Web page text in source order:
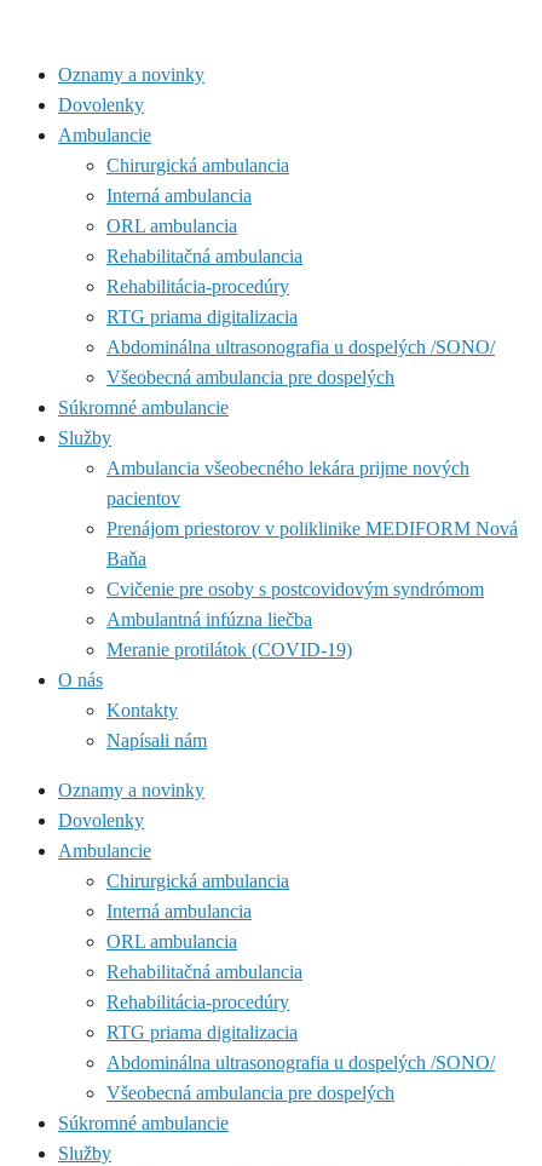
Oznamy a novinky
Dovolenky
Ambulancie
Chirurgická ambulancia
Interná ambulancia
ORL ambulancia
Rehabilitačná ambulancia
Rehabilitácia-procedúry
RTG priama digitalizacia
Abdominálna ultrasonografia u dospelých /SONO/
Všeobecná ambulancia pre dospelých
Súkromné ambulancie
Služby
Ambulancia všeobecného lekára prijme nových
pacientov
Prenájom priestorov v poliklinike MEDIFORM Nová
Baňa
Cvičenie pre osoby s postcovidovým syndrómom
Ambulantná infúzna liečba
Meranie protilátok (COVID-19)
O nás
Kontakty
Napísali nám
Oznamy a novinky
Dovolenky
Ambulancie
Chirurgická ambulancia
Interná ambulancia
ORL ambulancia
Rehabilitačná ambulancia
Rehabilitácia-procedúry
RTG priama digitalizacia
Abdominálna ultrasonografia u dospelých /SONO/
Všeobecná ambulancia pre dospelých
Súkromné ambulancie
Služby